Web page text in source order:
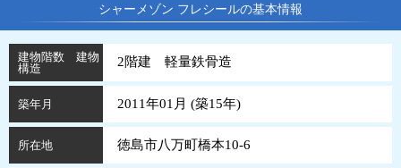
シャーメゾン フレシールの基本情報
建物階数 建物
構造
2階建 軽量鉄骨造
築年月 2011年01月 (築15年)
所在地 徳島市八万町橋本10-6